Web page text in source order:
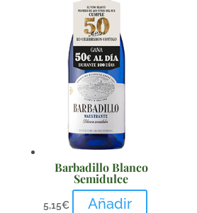
Barbadillo Blanco
Semidulce
5,15€ Añadir